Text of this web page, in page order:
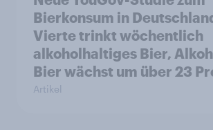
Bierkonsum in
Vierte trinkt wöchentlich
alkoholhaltiges Bier,
Bier wächst um über 23
Artikel